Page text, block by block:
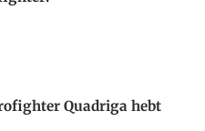
Quadriga hebt